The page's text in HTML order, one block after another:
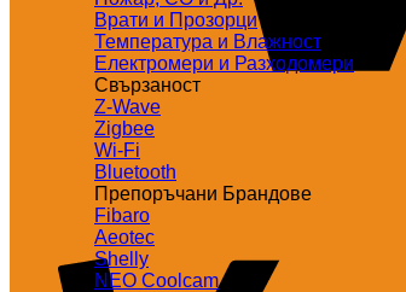
Врати и Прозорци
Температура и Влажност
Електромери и Разходомери
Свързаност
Z-Wave
Zigbee
Wi-Fi
Bluetooth
Препоръчани Брандове
Fibaro
Aeotec
Shelly
NEO Coolcam